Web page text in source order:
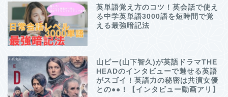
英単語覚え方のコツ！英会話で使え
る中学英単語3000語を短時間で覚
える最強暗記法
山ピー(山下智久)が英語ドラマTHE
HEADのインタビューで魅せる英語
がスゴイ！英語力の秘密は共演女優
との●●！【インタビュー動画アリ】